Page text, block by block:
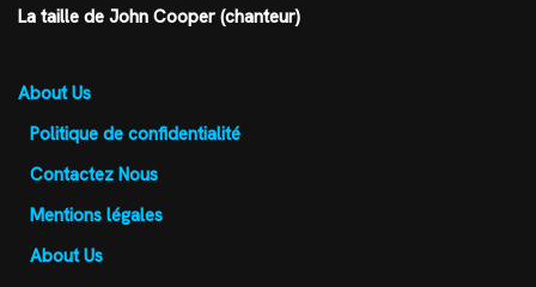
La taille de John Cooper (chanteur)
About Us
Politique de confidentialité
Contactez Nous
Mentions légales
About Us